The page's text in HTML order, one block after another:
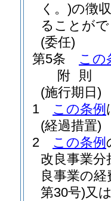
く。)の徴
ることが
(委任)
第5条
この
附 則
(施行期日)
1
この条例
(経過措置)
2
この条例
改良事業分
良事業の
第30号)又